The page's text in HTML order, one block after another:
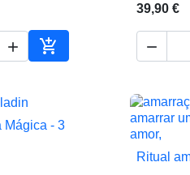
 
Adicionar ao carrinho
39,90 €

rápida
Mágica - 3
Ritual